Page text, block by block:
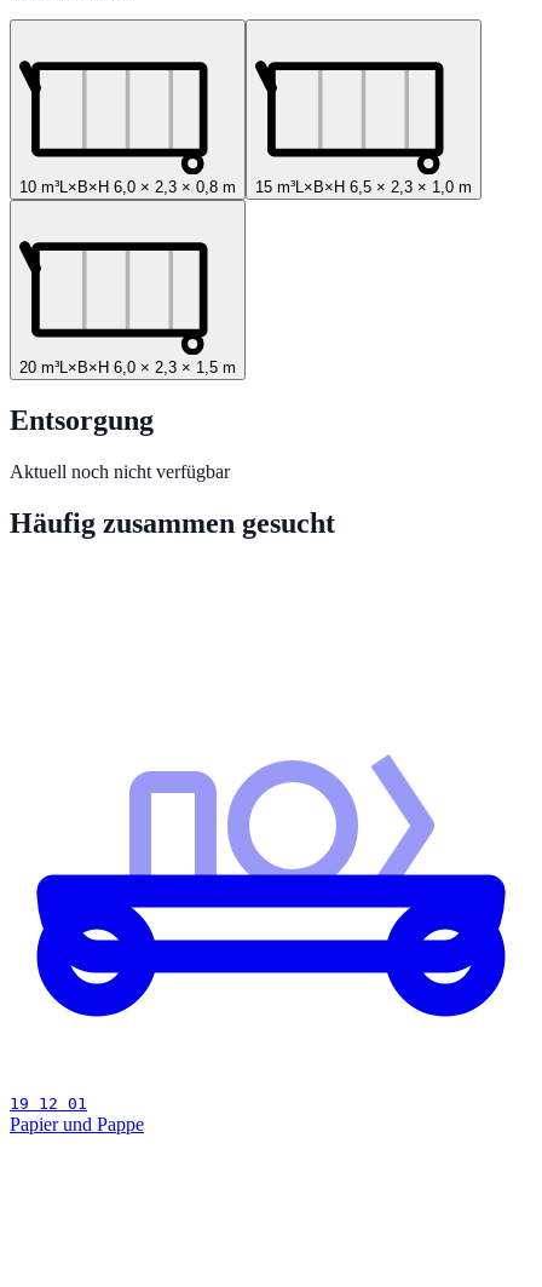
10 m³L×B×H 6,0 × 2,3 × 0,8 m 15 m³L×B×H 6,5 × 2,3 × 1,0 m
20 m³L×B×H 6,0 × 2,3 × 1,5 m
Entsorgung
Aktuell noch nicht verfügbar
Häufig zusammen gesucht
19 12 01
Papier und Pappe